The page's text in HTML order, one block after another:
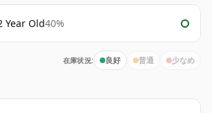
Year Old40%
在庫状況: 良好 普通 少なめ